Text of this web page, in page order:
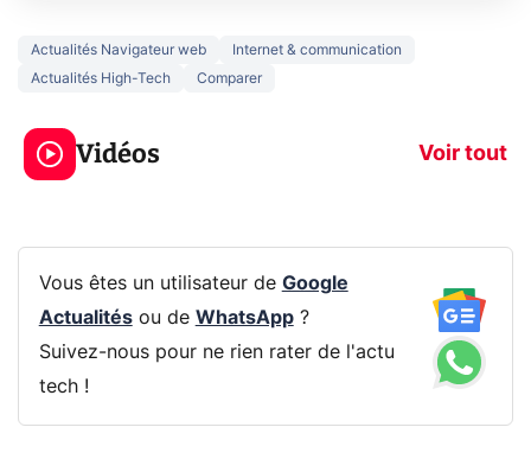
Actualités Navigateur web
Internet & communication
Actualités High-Tech
Comparer
Vidéos Voir tout
3 écrans en 1 pour
319€ ? Voici L'AOC
CQ32G4ZA !
prochaine
Vous êtes un utilisateur de Google
Actualitésou de WhatsApp?
Suivez-nous pour ne rien rater de l'actu
tech !